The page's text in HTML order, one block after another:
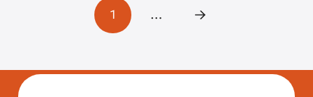
1 … Next